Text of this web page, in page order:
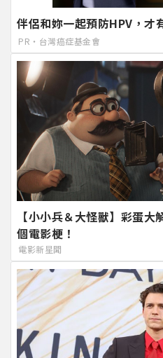
伴侶和妳一起預防HPV，才
PR・台灣癌症基金會
【小小兵＆大怪獸】彩蛋
個電影梗！
電影新星聞